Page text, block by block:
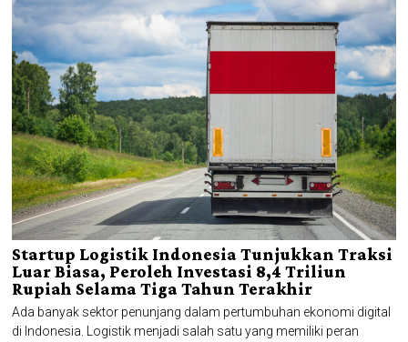
Startup Logistik Indonesia Tunjukkan Traksi
Luar Biasa, Peroleh Investasi 8,4 Triliun
Rupiah Selama Tiga Tahun Terakhir
Ada banyak sektor penunjang dalam pertumbuhan ekonomi digital
di Indonesia. Logistik menjadi salah satu yang memiliki peran